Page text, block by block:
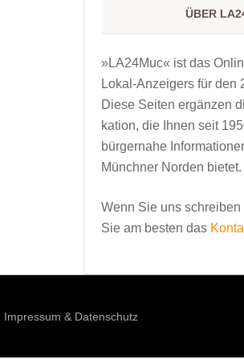
ÜBER
»LA24Muc« ist das
Lokal-Anzeigers für den
Diese Seiten ergänzen
kation, die Ihnen seit
bürgernahe
Münchner Norden bietet.
Wenn Sie uns
Sie am besten das
Impressum & Datenschutz